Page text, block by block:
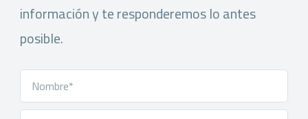
información y te responderemos lo antes
posible.